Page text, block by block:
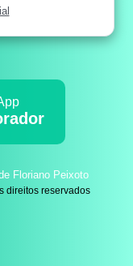
Floriano Peixoto
direitos reservados